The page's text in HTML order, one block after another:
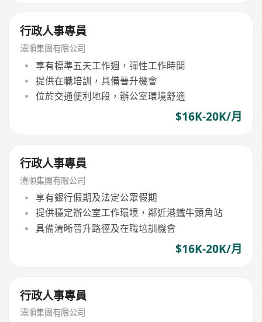
行政人事專員
澧順集團有限公司
享有標準五天工作週，彈性工作時間
提供在職培訓，具備晉升機會
位於交通便利地段，辦公室環境舒適
$16K-20K/月
行政人事專員
澧順集團有限公司
享有銀行假期及法定公眾假期
提供穩定辦公室工作環境，鄰近港鐵牛頭角站
具備清晰晉升路徑及在職培訓機會
$16K-20K/月
行政人事專員
澧順集團有限公司